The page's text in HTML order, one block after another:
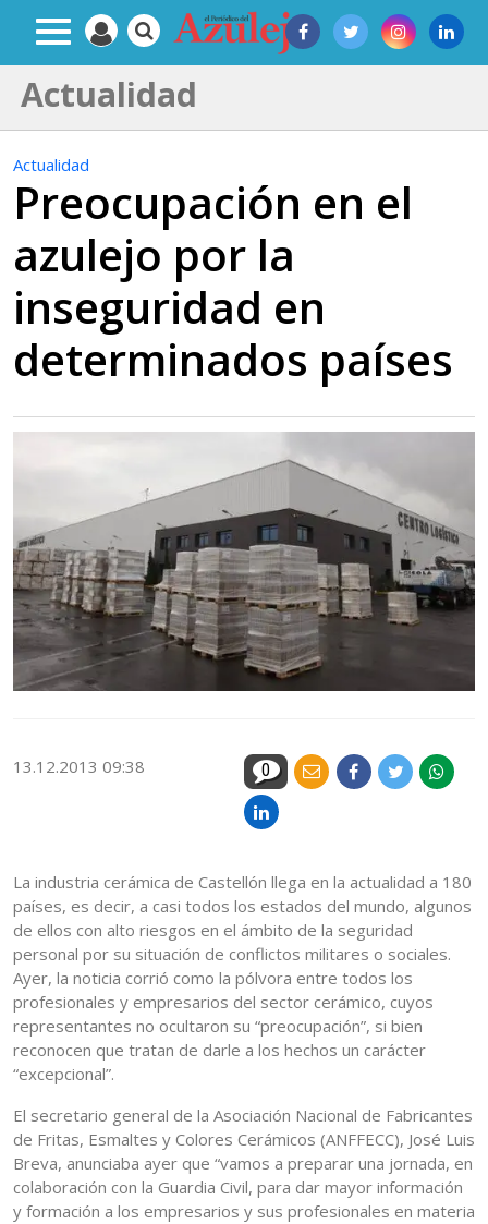
Actualidad
Actualidad
Preocupación en el
azulejo por la
inseguridad en
determinados países
13.12.2013 09:38 0
La industria cerámica de Castellón llega en la actualidad a 180
países, es decir, a casi todos los estados del mundo, algunos
de ellos con alto riesgos en el ámbito de la seguridad
personal por su situación de conflictos militares o sociales.
Ayer, la noticia corrió como la pólvora entre todos los
profesionales y empresarios del sector cerámico, cuyos
representantes no ocultaron su “preocupación”, si bien
reconocen que tratan de darle a los hechos un carácter
“excepcional”.
El secretario general de la Asociación Nacional de Fabricantes
de Fritas, Esmaltes y Colores Cerámicos (ANFFECC), José Luis
Breva, anunciaba ayer que “vamos a preparar una jornada, en
colaboración con la Guardia Civil, para dar mayor información
y formación a los empresarios y sus profesionales en materia